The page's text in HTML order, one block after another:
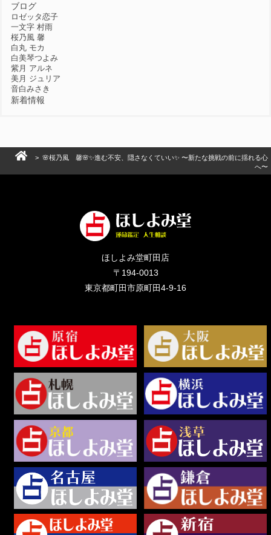
ブログ
ロゼッタ恋子
一文字 村雨
桜乃風 馨
白丸 モカ
白美琴つよみ
紫月 アルネ
美月 ジュリア
音白みさき
新着情報
> 🌸桜乃風 馨🌸✨進む不安、隠さなくていい✨ 〜新たな挑戦の前に揺れる心
へ〜
ほしよみ堂町田店
〒194-0013
東京都町田市原町田4-9-16